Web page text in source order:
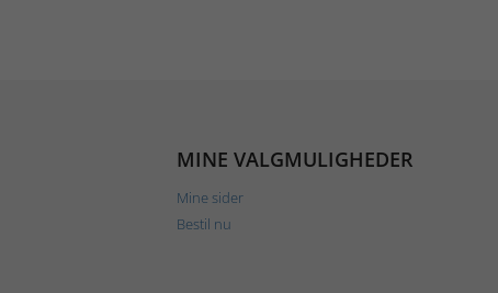
MINE VALGMULIGHEDER
Mine sider
Bestil nu